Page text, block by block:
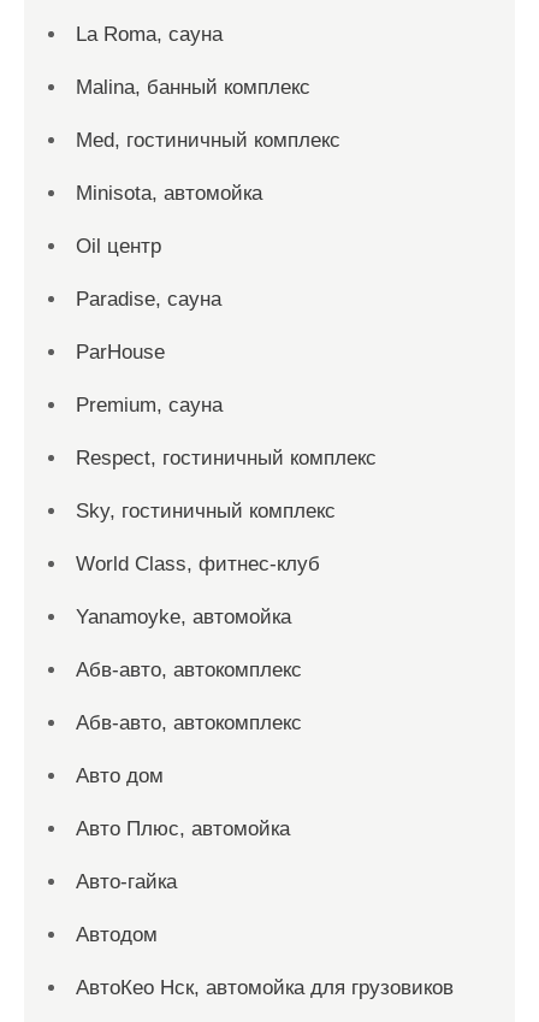
La Roma, сауна
Malina, банный комплекс
Med, гостиничный комплекс
Minisota, автомойка
Oil центр
Paradise, сауна
ParHouse
Premium, сауна
Respect, гостиничный комплекс
Sky, гостиничный комплекс
World Class, фитнес-клуб
Yanamoyke, автомойка
Абв-авто, автокомплекс
Абв-авто, автокомплекс
Авто дом
Авто Плюс, автомойка
Авто-гайка
Автодом
АвтоКео Нск, автомойка для грузовиков